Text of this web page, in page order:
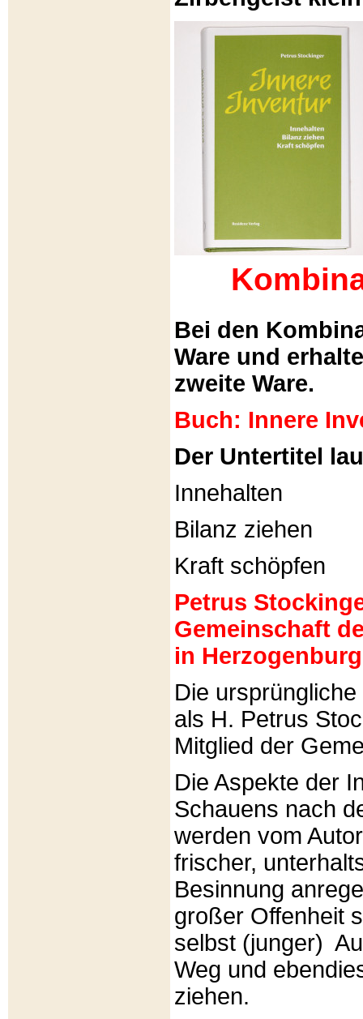
Bei den
Ware und
zweite Ware.
Buch: Innere
Der Untertitel
Innehalten
Bilanz ziehen
Kraft schöpfen
Petrus
Gemeinschaft
in
Die
als H. Petrus
Mitglied der
Die Aspekte der
Schauens nach
werden vom
frischer,
Besinnung
großer Offenheit
selbst (junger)
Weg und
ziehen.